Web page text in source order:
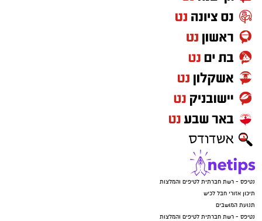
נטיפס - רשת חברתית לטיפים והמלצות
תיכון אזורי חבל לכיש
תנועת המושבים
נטיפס - רשת חברתית לטיפים והמלצות